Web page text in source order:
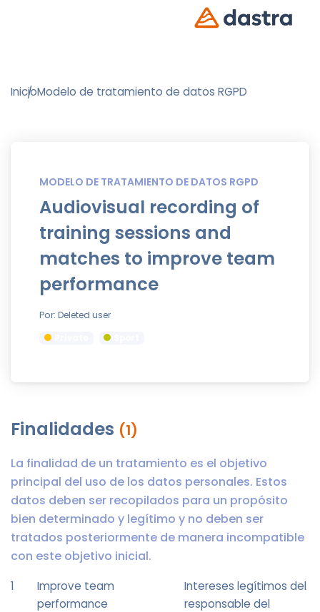
InicioModelo de tratamiento de datos RGPD
MODELO DE TRATAMIENTO DE DATOS RGPD
Audiovisual recording of
training sessions and
matches to improve team
performance
Por: Deleted user
Finalidades (1)
La finalidad de un tratamiento es el objetivo
principal del uso de los datos personales. Estos
datos deben ser recopilados para un propósito
bien determinado y legítimo y no deben ser
tratados posteriormente de manera incompatible
con este objetivo inicial.
1
Improve team
performance
Intereses legítimos del
responsable del